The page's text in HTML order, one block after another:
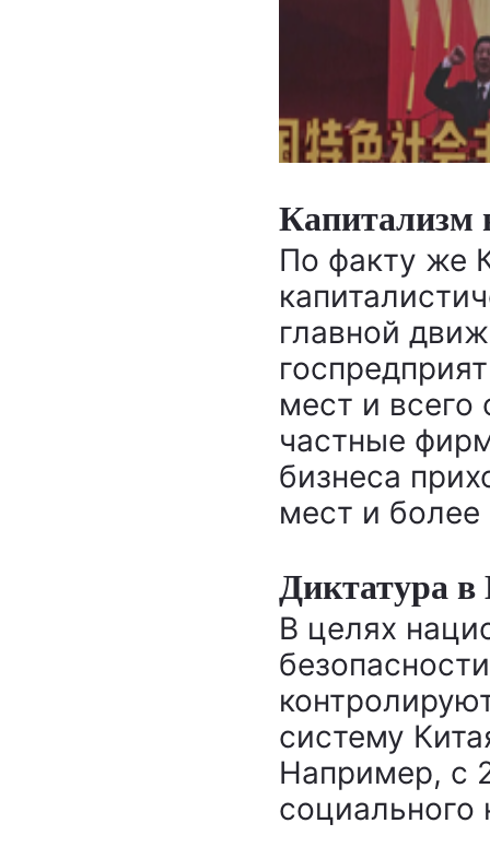
Капитализм
По факту же
главной
мест и
частные
бизнеса
мест и
Диктатура в
В целях
систему
Например, с
социального